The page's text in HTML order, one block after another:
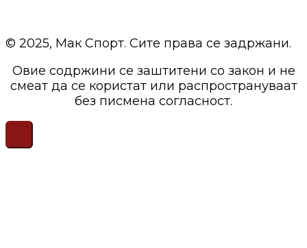
© 2025, Мак Спорт. Сите права се задржани.
Овие содржини се заштитени со закон и не
смеат да се користат или распространуваат
без писмена согласност.